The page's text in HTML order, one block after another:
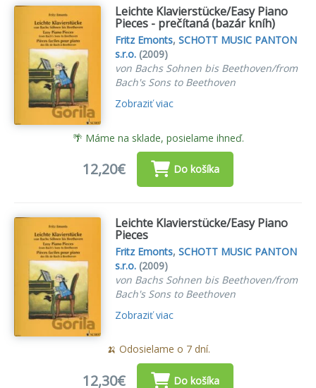
Leichte Klavierstücke/Easy Piano
Pieces - prečítaná (bazár kníh)
Fritz Emonts, SCHOTT MUSIC PANTON
s.r.o.(2009)
von Bachs Sohnen bis Beethoven/from
Bach's Sons to Beethoven
Zobraziť viac
🌴 Máme na sklade, posielame ihneď.
12,20€ Do košíka
Leichte Klavierstücke/Easy Piano
Pieces
Fritz Emonts, SCHOTT MUSIC PANTON
s.r.o.(2009)
von Bachs Sohnen bis Beethoven/from
Bach's Sons to Beethoven
Zobraziť viac
🍌 Odosielame o 7 dní.
12,30€ Do košíka